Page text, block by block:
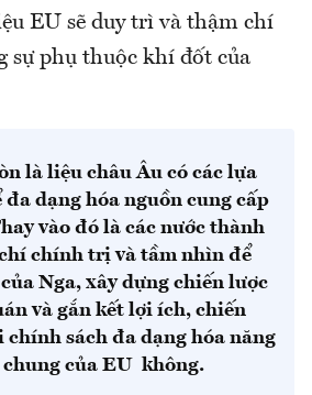
EU sẽ duy trì và thậm chí
sự phụ thuộc khí đốt của
là liệu châu Âu có các lựa
dạng hóa nguồn cung cấp
vào đó là các nước thành
chính trị và tầm nhìn để
Nga, xây dựng chiến lược
và gắn kết lợi ích, chiến
chính sách đa dạng hóa năng
của EU không.